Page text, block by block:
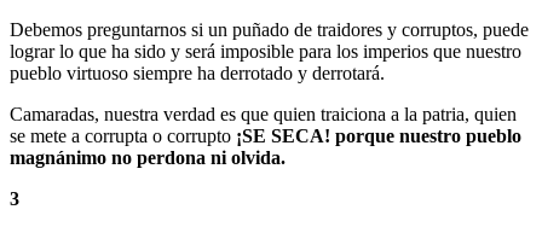
Debemos preguntarnos si un puñado de traidores y corruptos, puede
lograr lo que ha sido y será imposible para los imperios que nuestro
pueblo virtuoso siempre ha derrotado y derrotará.
Camaradas, nuestra verdad es que quien traiciona a la patria, quien
se mete a corrupta o corrupto ¡SE SECA! porque nuestro pueblo
magnánimo no perdona ni olvida.
3